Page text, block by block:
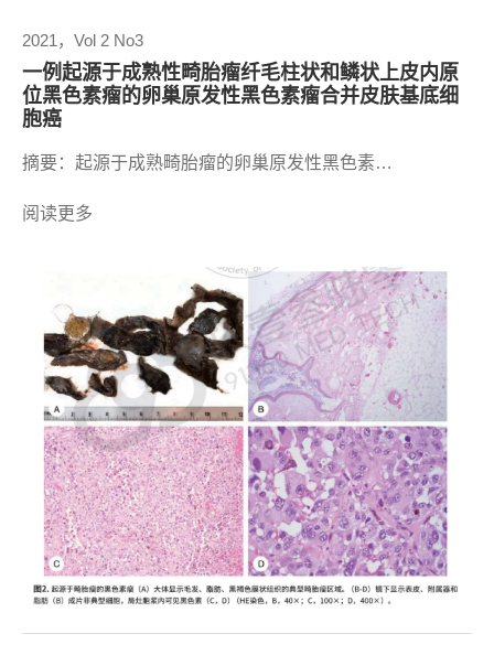
2021，Vol 2 No3
一例起源于成熟性畸胎瘤纤毛柱状和鳞状上皮内原
位黑色素瘤的卵巢原发性黑色素瘤合并皮肤基底细
胞癌
摘要：起源于成熟畸胎瘤的卵巢原发性黑色素…
阅读更多